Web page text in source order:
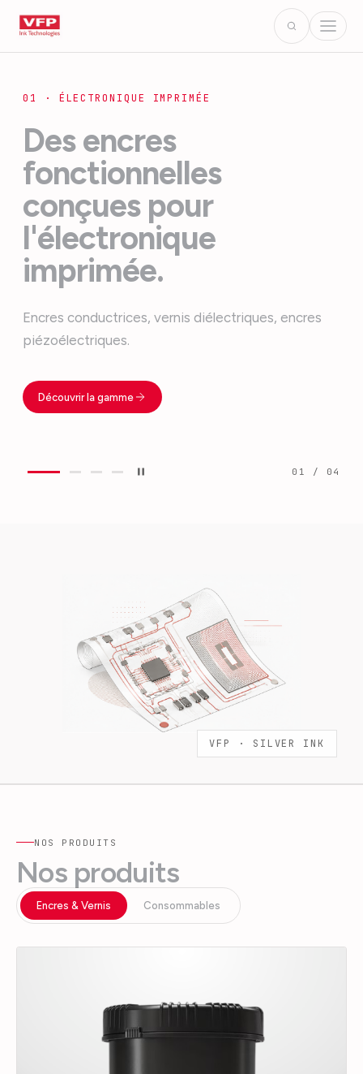
01 · ÉLECTRONIQUE IMPRIMÉE
Des encres
fonctionnelles
conçues pour
l'électronique
imprimée.
Encres conductrices, vernis diélectriques, encres
piézoélectriques.
Découvrir la gamme
0 1 / 0 4
VFP · SILVER INK
NOS PRODUITS
Nos produits
Encres & Vernis Consommables